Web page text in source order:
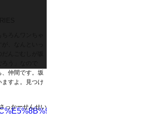
仲間です。坂
ますよ。見つけ
っかーせんせい